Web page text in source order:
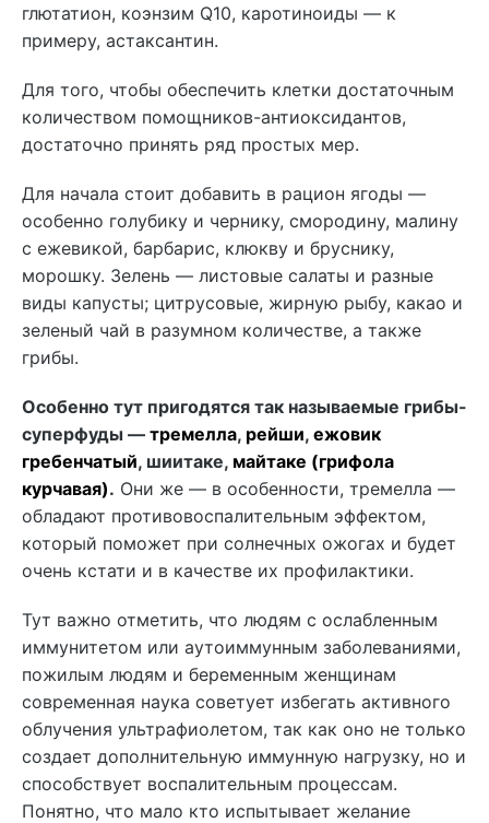
глютатион, коэнзим Q10, каротиноиды — к
примеру, астаксантин.
Для того, чтобы обеспечить клетки достаточным
количеством помощников-антиоксидантов,
достаточно принять ряд простых мер.
Для начала стоит добавить в рацион ягоды —
особенно голубику и чернику, смородину, малину
с ежевикой, барбарис, клюкву и бруснику,
морошку. Зелень — листовые салаты и разные
виды капусты; цитрусовые, жирную рыбу, какао и
зеленый чай в разумном количестве, а также
грибы.
Особенно тут пригодятся так называемые грибы-
суперфуды — тремелла, рейши, ежовик
гребенчатый, шиитаке, майтаке (грифола
курчавая). Они же — в особенности, тремелла —
обладают противовоспалительным эффектом,
который поможет при солнечных ожогах и будет
очень кстати и в качестве их профилактики.
Тут важно отметить, что людям с ослабленным
иммунитетом или аутоиммунным заболеваниями,
пожилым людям и беременным женщинам
современная наука советует избегать активного
облучения ультрафиолетом, так как оно не только
создает дополнительную иммунную нагрузку, но и
способствует воспалительным процессам.
Понятно, что мало кто испытывает желание